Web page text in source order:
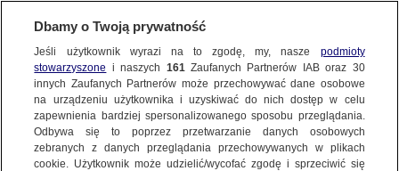
NAJNOWSZE
ZOBACZ FAKTY
Dzień dobry!
Jedno konto do wszystkich usług
Dbamy o Twoją prywatność
Jeśli użytkownik wyrazi na to zgodę, my, nasze podmioty
stowarzyszone i naszych 161Zaufanych Partnerów IAB oraz 30
innych Zaufanych Partnerów może przechowywać dane osobowe
na urządzeniu użytkownika i uzyskiwać do nich dostęp w celu
zapewnienia bardziej spersonalizowanego sposobu przeglądania.
Odbywa się to poprzez przetwarzanie danych osobowych
zebranych z danych przeglądania przechowywanych w plikach
cookie. Użytkownik może udzielić/wycofać zgodę i sprzeciwić się